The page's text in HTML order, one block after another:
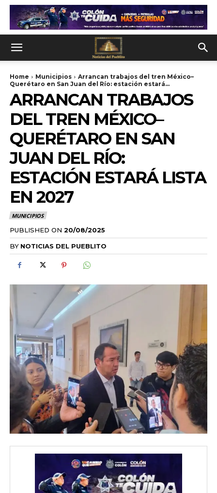
Home Municipios
Arrancan trabajos del tren México–
Querétaro en San Juan del Río: estación estará...
ARRANCAN TRABAJOS
DEL TREN MÉXICO–
QUERÉTARO EN SAN
JUAN DEL RÍO:
ESTACIÓN ESTARÁ LISTA
EN 2027
MUNICIPIOS
PUBLISHED ON 20/08/2025
BY NOTICIAS DEL PUEBLITO